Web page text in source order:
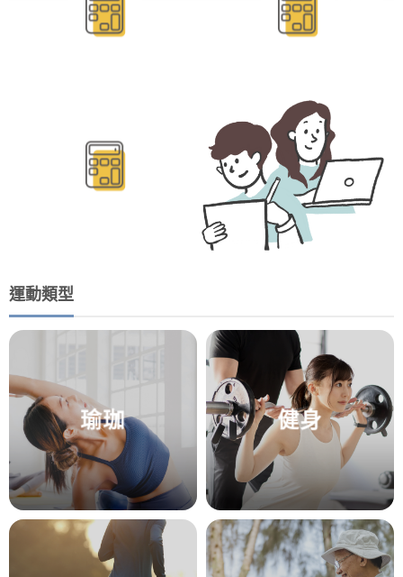
運動類型
瑜珈 健身